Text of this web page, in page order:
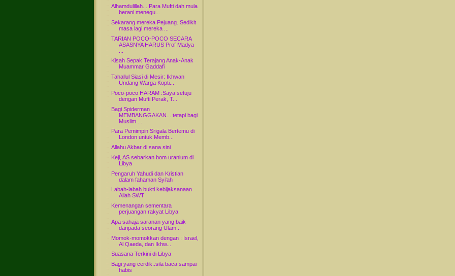
Alhamdulillah... Para Mufti dah mula
berani menegu...
Sekarang mereka Pejuang. Sedikit
masa lagi mereka ...
TARIAN POCO-POCO SECARA
ASASNYA HARUS Prof Madya
Kisah Sepak Terajang Anak-Anak
Muammar Gaddafi
Tahallul Siasi di Mesir: Ikhwan
Undang Warga Kopti...
Poco-poco HARAM :Saya setuju
dengan Mufti Perak, T...
Bagi Spiderman
MEMBANGGAKAN... tetapi bagi
Muslim ...
Para Pemimpin Srigala Bertemu di
London untuk Memb...
Allahu Akbar di sana sini
Keji, AS sebarkan bom uranium di
Libya
Pengaruh Yahudi dan Kristian
dalam fahaman Syi'ah
Labah-labah bukti kebijaksanaan
Allah SWT
Kemenangan sementara
perjuangan rakyat Libya
Apa sahaja saranan yang baik
daripada seorang Ulam...
Momok-momokkan dengan : Israel,
Al Qaeda, dan Ikhw...
Suasana Terkini di Libya
Bagi yang cerdik..sila baca sampai
habis